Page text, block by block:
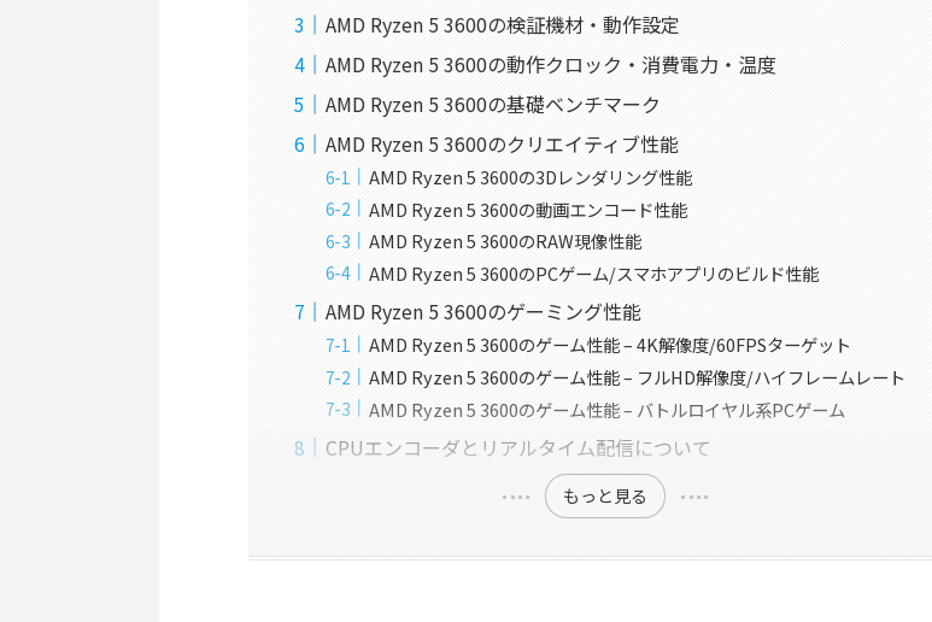
AMD Ryzen 5 3600の検証機材・動作設定
AMD Ryzen 5 3600の動作クロック・消費電力・温度
AMD Ryzen 5 3600の基礎ベンチマーク
AMD Ryzen 5 3600のクリエイティブ性能
AMD Ryzen 5 3600の3Dレンダリング性能
AMD Ryzen 5 3600の動画エンコード性能
AMD Ryzen 5 3600のRAW現像性能
AMD Ryzen 5 3600のPCゲーム/スマホアプリのビルド性能
AMD Ryzen 5 3600のゲーミング性能
AMD Ryzen 5 3600のゲーム性能 – 4K解像度/60FPSターゲット
AMD Ryzen 5 3600のゲーム性能 – フルHD解像度/ハイフレームレート
AMD Ryzen 5 3600のゲーム性能 – バトルロイヤル系PCゲーム
CPUエンコーダとリアルタイム配信について
もっと見る